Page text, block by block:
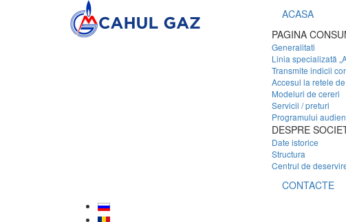
ACASA
PAGINA
Generalitati
Linia specializată
Transmite indicii
Accesul la retele
Modeluri de cereri
Servicii / preturi
Programului
DESPRE
Date istorice
Structura
Centrul de
CONTACTE